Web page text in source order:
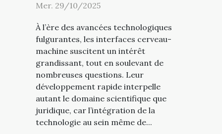
Mer. 29/10/2025
À l’ère des avancées technologiques
fulgurantes, les interfaces cerveau-
machine suscitent un intérêt
grandissant, tout en soulevant de
nombreuses questions. Leur
développement rapide interpelle
autant le domaine scientifique que
juridique, car l’intégration de la
technologie au sein même de...